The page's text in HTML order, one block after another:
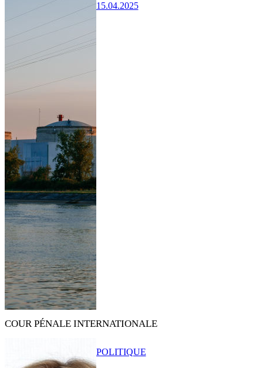
15.04.2025
COUR PÉNALE INTERNATIONALE
POLITIQUE